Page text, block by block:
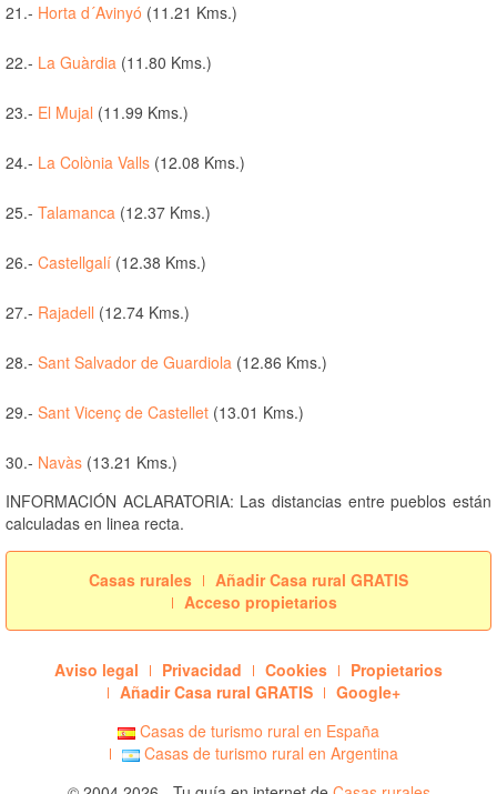
21.- Horta d´Avinyó (11.21 Kms.)
22.- La Guàrdia (11.80 Kms.)
23.- El Mujal (11.99 Kms.)
24.- La Colònia Valls (12.08 Kms.)
25.- Talamanca (12.37 Kms.)
26.- Castellgalí (12.38 Kms.)
27.- Rajadell (12.74 Kms.)
28.- Sant Salvador de Guardiola (12.86 Kms.)
29.- Sant Vicenç de Castellet (13.01 Kms.)
30.- Navàs (13.21 Kms.)
INFORMACIÓN ACLARATORIA: Las distancias entre pueblos están
calculadas en linea recta.
Casas rurales
Añadir Casa rural GRATIS
Acceso propietarios
Aviso legal Privacidad Cookies
Propietarios
Añadir Casa rural GRATIS
Google+
Casas de turismo rural en España
Casas de turismo rural en Argentina